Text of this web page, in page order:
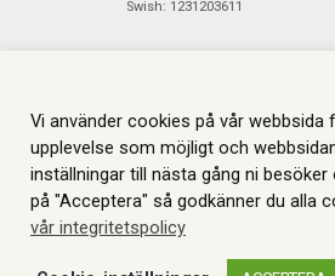
Swish: 1231203611
© 2026 Göteborgs Pantbank. Alla
om Cookies.Skapas i
Vi använder cookies på vår webbsida
upplevelse som möjligt och
inställningar till nästa gång ni
på "Acceptera" så godkänner du alla
vår integritetspolicy